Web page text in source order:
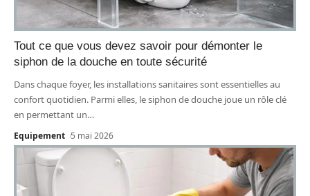
Tout ce que vous devez savoir pour démonter le
siphon de la douche en toute sécurité
Dans chaque foyer, les installations sanitaires sont essentielles au
confort quotidien. Parmi elles, le siphon de douche joue un rôle clé
en permettant un…
Equipement 5 mai 2026